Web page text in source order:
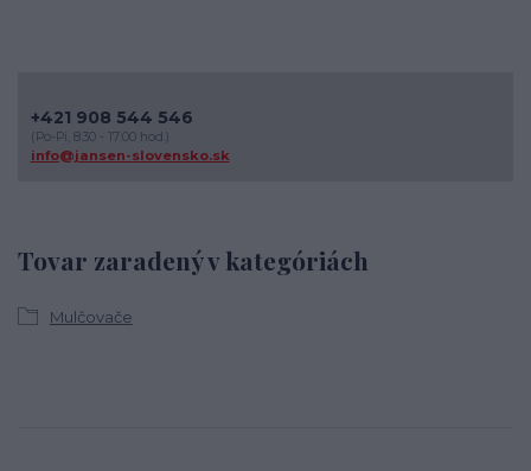
Tovar zaradený v kategóriách
Mulčovače
+421 908 544 546
(Po-Pi, 8:30 - 17:00 hod.)
info@jansen-slovensko.sk